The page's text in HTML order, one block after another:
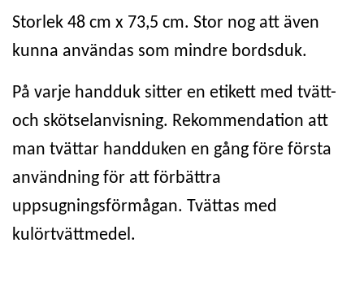
Storlek 48 cm x 73,5 cm. Stor nog att även
kunna användas som mindre bordsduk.
På varje handduk sitter en etikett med tvätt-
och skötselanvisning. Rekommendation att
man tvättar handduken en gång före första
användning för att förbättra
uppsugningsförmågan. Tvättas med
kulörtvättmedel.